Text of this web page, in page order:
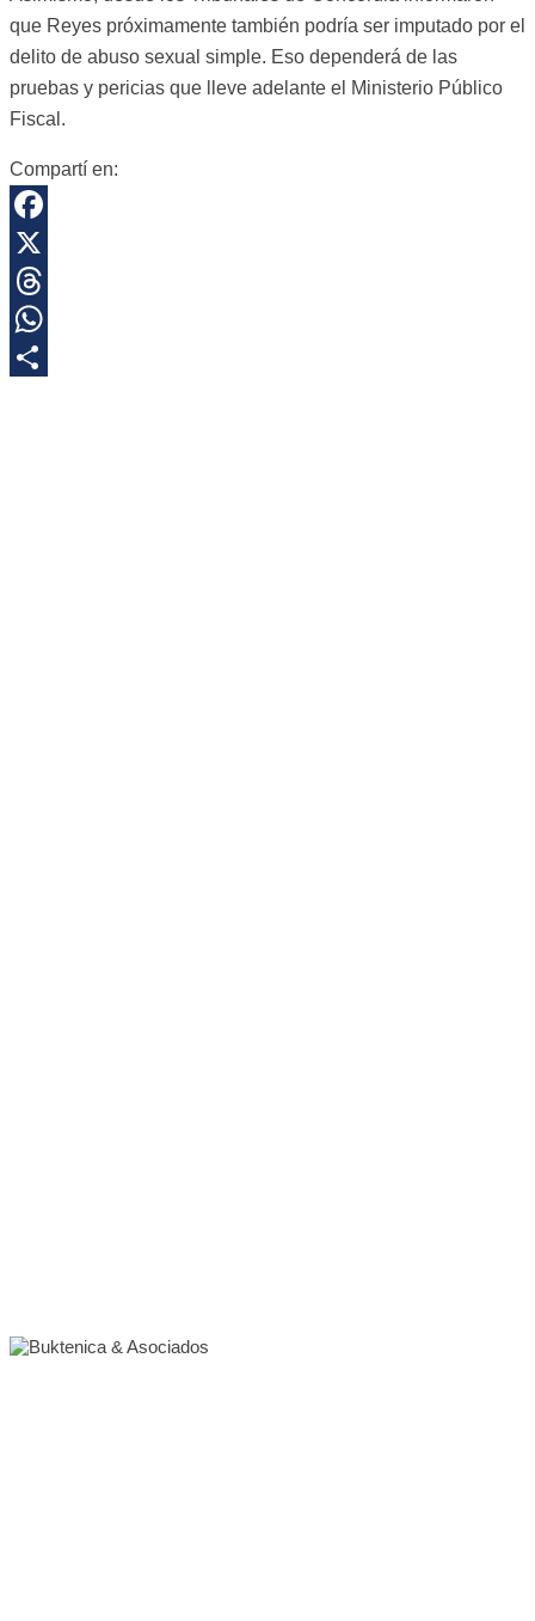
que Reyes próximamente también podría ser imputado por el
delito de abuso sexual simple. Eso dependerá de las
pruebas y pericias que lleve adelante el Ministerio Público
Fiscal.
Compartí en:
Facebook
X
Threads
WhatsApp